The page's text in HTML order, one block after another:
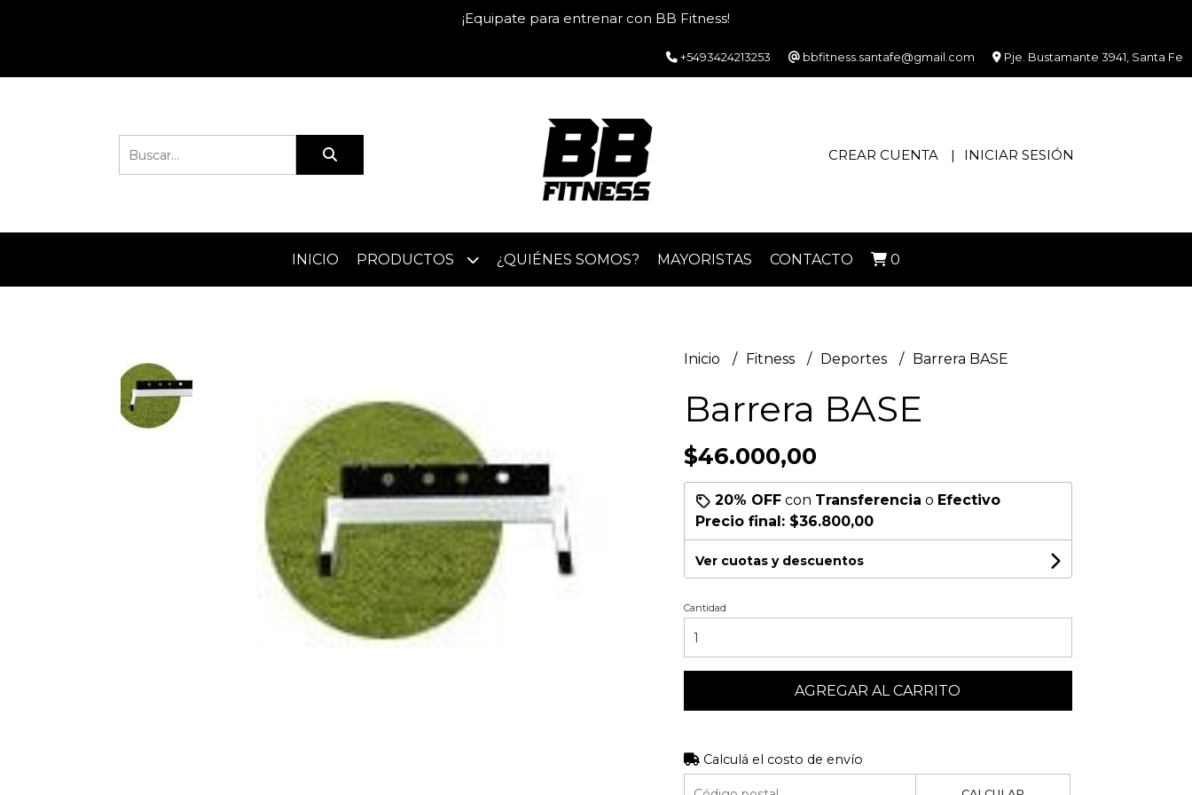
¡Equipate para entrenar con BB Fitness!
+5493424213253 bbfitness.santafe@gmail.com Pje. Bustamante 3941, Santa Fe
CREAR CUENTA INICIAR SESIÓN
INICIO PRODUCTOS ¿QUIÉNES SOMOS? MAYORISTAS CONTACTO 0
Inicio Fitness Deportes Barrera BASE
Barrera BASE
$46.000,00
20% OFFcon Transferencia o Efectivo
Precio final: $36.800,00
Ver cuotas y descuentos
Cantidad
AGREGAR AL CARRITO
Calculá el costo de envío